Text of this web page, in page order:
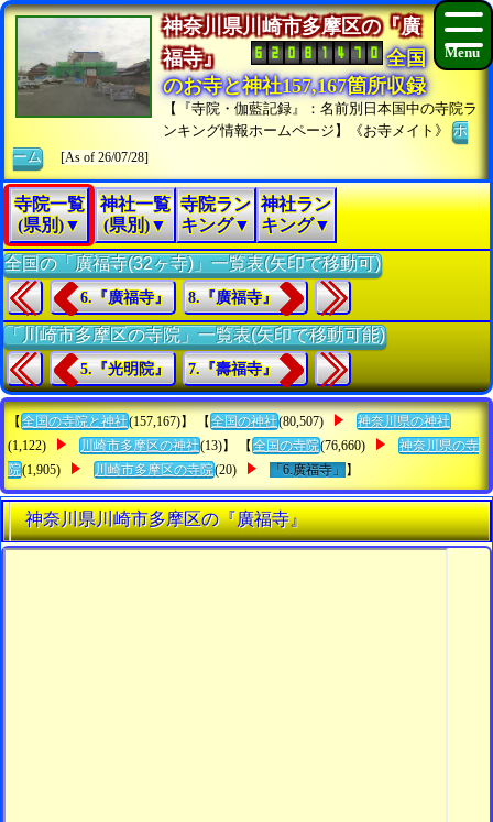
神奈川県川崎市多摩区の『廣
福寺』
全国
のお寺と神社157,167箇所収録
【『寺院・伽藍記録』：名前別日本国中の寺院ラ
ンキング情報ホームページ】《お寺メイト》ホ
ーム
[As of 26/07/28]
寺院一覧
(県別)▼
神社一覧
(県別)▼
寺院ラン
キング▼
神社ラン
キング▼
全国の「廣福寺(32ヶ寺)」一覧表(矢印で移動可)
6.『廣福寺』 8.『廣福寺』
「川崎市多摩区の寺院」一覧表(矢印で移動可能)
5.『光明院』 7.『壽福寺』
【 全国の寺院と神社(157,167)】 【 全国の神社(80,507)
神奈川県の神社
(1,122)
川崎市多摩区の神社(13)】 【 全国の寺院(76,660)
神奈川県の寺
院(1,905) 川崎市多摩区の寺院(20) 「6.廣福寺」 】
神奈川県川崎市多摩区の『廣福寺』